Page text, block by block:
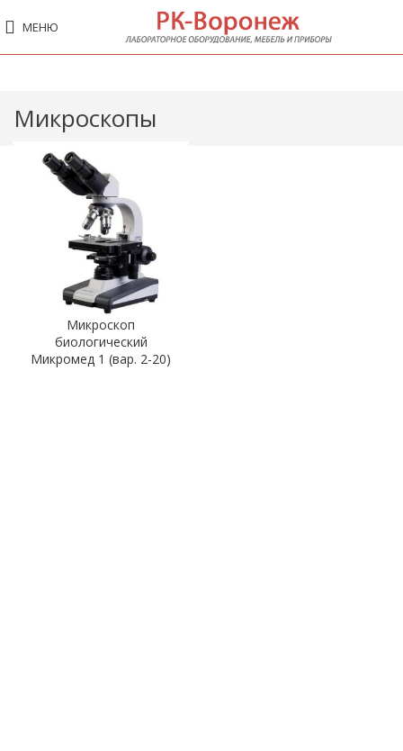
МЕНЮ
Микроскопы
Микроскоп
биологический
Микромед 1 (вар. 2-20)